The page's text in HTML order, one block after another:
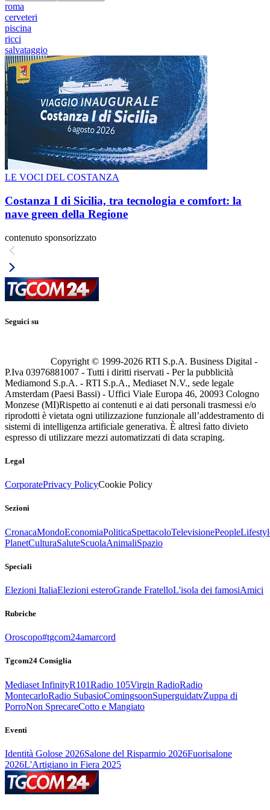
roma
cerveteri
piscina
ricci
salvataggio
LE VOCI DEL COSTANZA
Costanza I di Sicilia, tra tecnologia e comfort: la
nave green della Regione
contenuto sponsorizzato
Seguici su
Copyright © 1999-2026 RTI S.p.A. Business Digital -
P.Iva 03976881007 - Tutti i diritti riservati - Per la pubblicità
Mediamond S.p.A. - RTI S.p.A., Mediaset N.V., sede legale
Amsterdam (Paesi Bassi) - Uffici Viale Europa 46, 20093 Cologno
Monzese (MI)Rispetto ai contenuti e ai dati personali trasmessi e/o
riprodotti è vietata ogni utilizzazione funzionale all’addestramento di
sistemi di intelligenza artificiale generativa. È altresì fatto divieto
espresso di utilizzare mezzi automatizzati di data scraping.
Legal
CorporatePrivacy PolicyCookie Policy
Sezioni
CronacaMondoEconomiaPoliticaSpettacoloTelevisionePeople
PlanetCulturaSaluteScuolaAnimaliSpazio
Speciali
Elezioni ItaliaElezioni esteroGrande FratelloL'isola dei famosiAmici
Rubriche
Oroscopo#tgcom24amarcord
Tgcom24 Consiglia
Mediaset InfinityR101Radio 105Virgin RadioRadio
MontecarloRadio SubasioComingsoonSuperguidatvZuppa di
PorroNon SprecareCotto e Mangiato
Eventi
Identità Golose 2026Salone del Risparmio 2026Fuorisalone
2026L'Artigiano in Fiera 2025